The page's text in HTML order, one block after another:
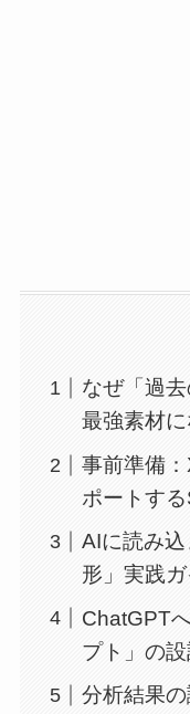
なぜ「過
最強素材
事前準備
ポートす
AIに読み
形」実践ガ
ChatGPT
プト」の
分析結果